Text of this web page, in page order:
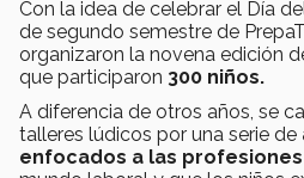
Con la idea de celebrar el Día
de segundo semestre de
organizaron la novena edición
que participaron 300 niños.
A diferencia de otros años, se
talleres lúdicos por una serie de
enfocados a las profesiones